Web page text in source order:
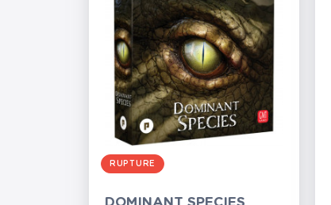
RUPTURE